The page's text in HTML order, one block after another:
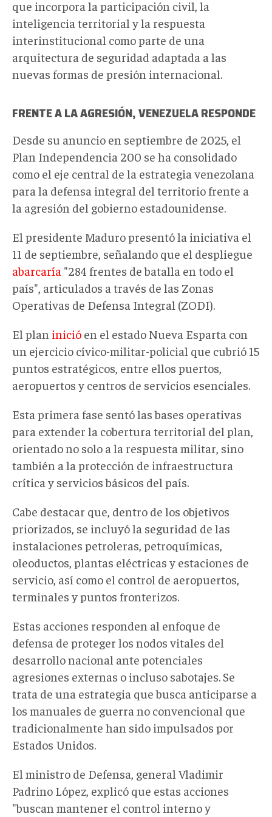
que incorpora la participación civil, la
inteligencia territorial y la respuesta
interinstitucional como parte de una
arquitectura de seguridad adaptada a las
nuevas formas de presión internacional.
FRENTE A LA AGRESIÓN, VENEZUELA RESPONDE
Desde su anuncio en septiembre de 2025, el
Plan Independencia 200 se ha consolidado
como el eje central de la estrategia venezolana
para la defensa integral del territorio frente a
la agresión del gobierno estadounidense.
El presidente Maduro presentó la iniciativa el
11 de septiembre, señalando que el despliegue
abarcaría "284 frentes de batalla en todo el
país", articulados a través de las Zonas
Operativas de Defensa Integral (ZODI).
El plan inició en el estado Nueva Esparta con
un ejercicio cívico-militar-policial que cubrió 15
puntos estratégicos, entre ellos puertos,
aeropuertos y centros de servicios esenciales.
Esta primera fase sentó las bases operativas
para extender la cobertura territorial del plan,
orientado no solo a la respuesta militar, sino
también a la protección de infraestructura
crítica y servicios básicos del país.
Cabe destacar que, dentro de los objetivos
priorizados, se incluyó la seguridad de las
instalaciones petroleras, petroquímicas,
oleoductos, plantas eléctricas y estaciones de
servicio, así como el control de aeropuertos,
terminales y puntos fronterizos.
Estas acciones responden al enfoque de
defensa de proteger los nodos vitales del
desarrollo nacional ante potenciales
agresiones externas o incluso sabotajes. Se
trata de una estrategia que busca anticiparse a
los manuales de guerra no convencional que
tradicionalmente han sido impulsados por
Estados Unidos.
El ministro de Defensa, general Vladimir
Padrino López, explicó que estas acciones
"buscan mantener el control interno y